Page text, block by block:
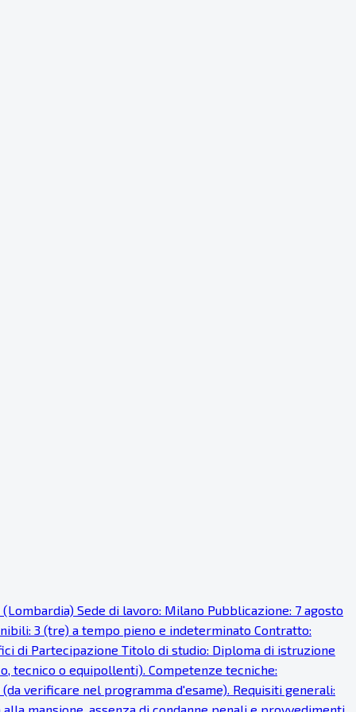
Sede di lavoro: Milano Pubblicazione: 7 agosto
3 (tre) a tempo pieno e indeterminato Contratto:
di Partecipazione Titolo di studio: Diploma di istruzione
tecnico o equipollenti). Competenze tecniche:
verificare nel programma d'esame). Requisiti generali: